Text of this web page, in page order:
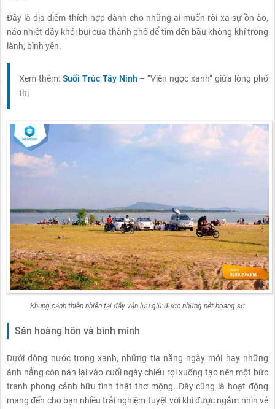
Đây là địa điểm thích hợp dành cho những ai muốn rời xa sự ồn ào,
náo nhiệt đầy khói bụi của thành phố để tìm đến bầu không khí trong
lành, bình yên.
Xem thêm: Suối Trúc Tây Ninh – “Viên ngọc xanh” giữa lòng phố
thị
Khung cảnh thiên nhiên tại đây vẫn lưu giữ được những nét hoang sơ
Săn hoàng hôn và bình minh
Dưới dòng nước trong xanh, những tia nắng ngày mới hay những
ánh nắng còn nán lại vào cuối ngày chiếu rọi xuống tạo nên một bức
tranh phong cảnh hữu tình thật thơ mộng. Đây cũng là hoạt động
mang đến cho bạn nhiều trải nghiệm tuyệt vời khi được ngắm nhìn vẻ